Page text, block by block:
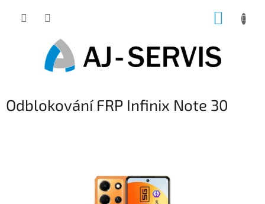
Odblokování FRP Infinix Note 30